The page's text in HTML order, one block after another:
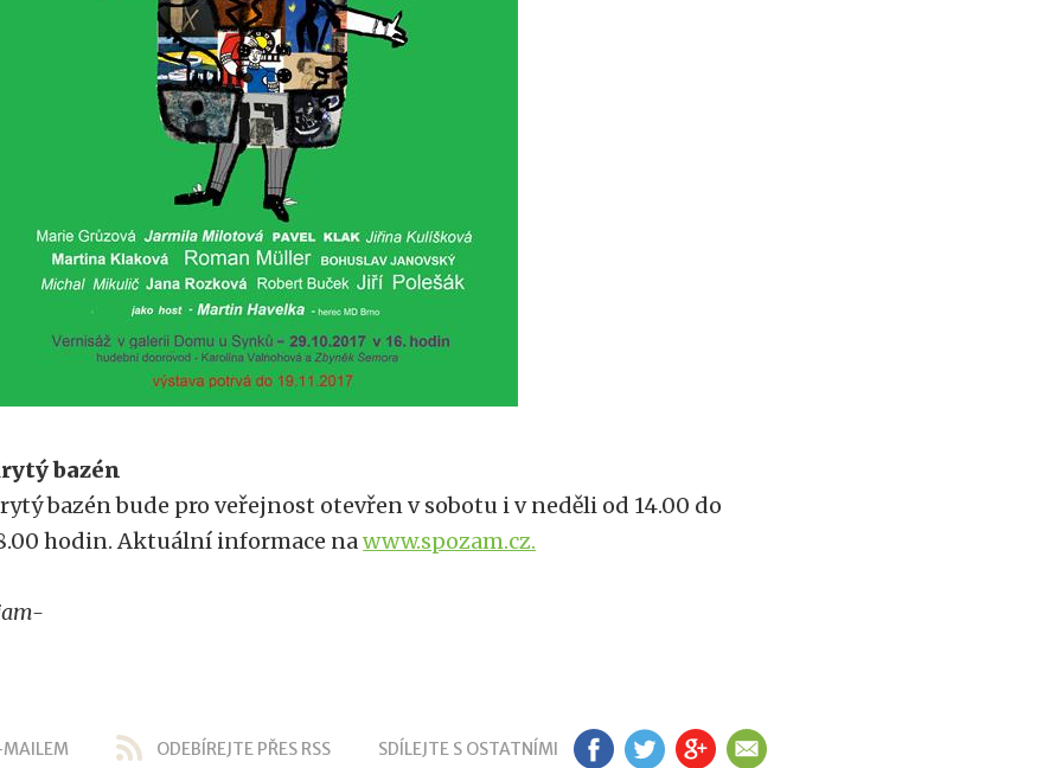
bazén
bazén bude pro veřejnost otevřen v sobotu i v neděli od 14.00 do
hodin. Aktuální informace nawww.spozam.cz.
ODEBÍREJTE PŘES RSS SDÍLEJTE S OSTATNÍMI FB TW GP EM